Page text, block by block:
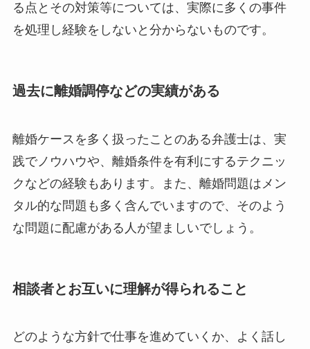
る点とその対策等については、実際に多くの事件
を処理し経験をしないと分からないものです。
過去に離婚調停などの実績がある
離婚ケースを多く扱ったことのある弁護士は、実
践でノウハウや、離婚条件を有利にするテクニッ
クなどの経験もあります。また、離婚問題はメン
タル的な問題も多く含んでいますので、そのよう
な問題に配慮がある人が望ましいでしょう。
相談者とお互いに理解が得られること
どのような方針で仕事を進めていくか、よく話し